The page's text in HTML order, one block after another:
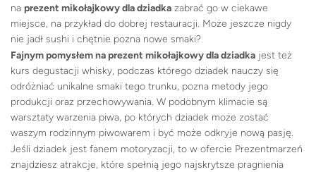
na prezent mikołajkowy dla dziadka zabrać go w ciekawe
miejsce, na przykład do dobrej restauracji. Może jeszcze nigdy
nie jadł sushi i chętnie pozna nowe smaki?
Fajnym pomysłem na prezent mikołajkowy dla dziadka jest też
kurs degustacji whisky, podczas którego dziadek nauczy się
odróżniać unikalne smaki tego trunku, pozna metody jego
produkcji oraz przechowywania. W podobnym klimacie są
warsztaty warzenia piwa, po których dziadek może zostać
waszym rodzinnym piwowarem i być może odkryje nową pasję.
Jeśli dziadek jest fanem motoryzacji, to w ofercie Prezentmarzeń
znajdziesz atrakcje, które spełnią jego najskrytsze pragnienia